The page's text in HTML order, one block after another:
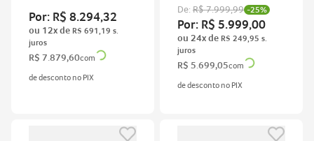
Por: R$ 8.294,32
ou 12x de R$ 691 19
R$ 7 879,60com
de desconto no PIX
De: R$7.999,99 -25%
Por: R$ 5.999,00
ou 24x de R$ 249 95
R$ 5 699,05com
de desconto no PIX